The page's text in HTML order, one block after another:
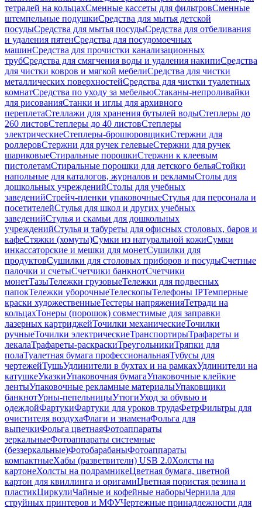
тетрадей на кольцахСменные кассеты для фильтровСменные
штемпельные подушкиСредства для мытья детской
посудыСредства для мытья посудыСредства для отбеливания
и удаления пятенСредства для посудомоечных
машинСредства для прочистки канализационных
трубСредства для смягчения воды и удаления накипиСредства
для чистки ковров и мягкой мебелиСредства для чистки
металлических поверхностейСредства для чистки туалетных
комнатСредства по уходу за мебельюСтаканы-непроливайки
для рисованияСтанки и иглы для архивного
переплетаСтеллажи для хранения бутылей водыСтеплеры до
260 листовСтеплеры до 40 листовСтеплеры
электрическиеСтеплеры-брошюровщикиСтержни для
роллеровСтержни для ручек гелевыеСтержни для ручек
шариковыеСтиральные порошкиСтержни к клеевым
пистолетамСтиральные порошки для детского бельяСтойки
напольные для каталогов, журналов и рекламыСтолы для
дошкольных учрежденийСтолы для учебных
заведенийСтрейч-пленки упаковочныеСтулья для персонала и
посетителейСтулья для школ и других учебных
заведенийСтулья и скамьи для дошкольных
учрежденийСтулья и табуреты для офисных столовых, баров и
кафеСтяжки (хомуты)Сумки из натуральной кожиСумки
инкассаторские и мешки для монетСушилки для
продуктовСушилки для столовых приборов и посудыСчетные
палочки и счетыСчетчики банкнотСчетчики
монетТазыТележки грузовыеТележки для подвесных
папокТележки уборочныеТелескопыТелефоны IPТемперные
краски художественныеТестеры напряженияТетради на
кольцахТонеры (порошок) совместимые для заправки
лазерных картриджейТочилки механическиеТочилки
ручныеТочилки электрическиеТранспортирыТрафареты и
лекалаТрафареты-раскраскиТреугольникиТряпки для
полаТуалетная бумага профессиональнаяТубусы для
чертежейТушьУдлинители в бухтах и на рамкахУдлинители на
катушкеУказкиУпаковочная бумагаУпаковочные клейкие
лентыУпаковочные рекламные материалыУпаковщики
банкнотУрны-пепельницыУтюгиУход за обувью и
одеждойФартукиФартуки для уроков трудаФетрФильтры для
очистителя воздухаФлаги и знаменаФольга для
выпечкиФольга цветнаяФотоаппараты
зеркальныеФотоаппараты системные
(беззеркальные)ФотобарабаныФотоаппараты
компактныеХабы (разветвители) USB 2.0Холсты на
картонеХолсты на подрамникеЦветная бумага, цветной
картон для квиллинга и оригамиЦветная пористая резина и
пластикЦиркулиЧайные и кофейные наборыЧернила для
струйных принтеров и МФУЧертежные принадлежности для